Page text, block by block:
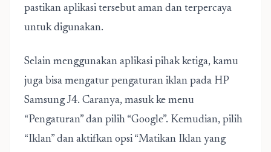
pastikan aplikasi tersebut aman dan terpercaya
untuk digunakan.
Selain menggunakan aplikasi pihak ketiga, kamu
juga bisa mengatur pengaturan iklan pada HP
Samsung J4. Caranya, masuk ke menu
“Pengaturan” dan pilih “Google”. Kemudian, pilih
“Iklan” dan aktifkan opsi “Matikan Iklan yang